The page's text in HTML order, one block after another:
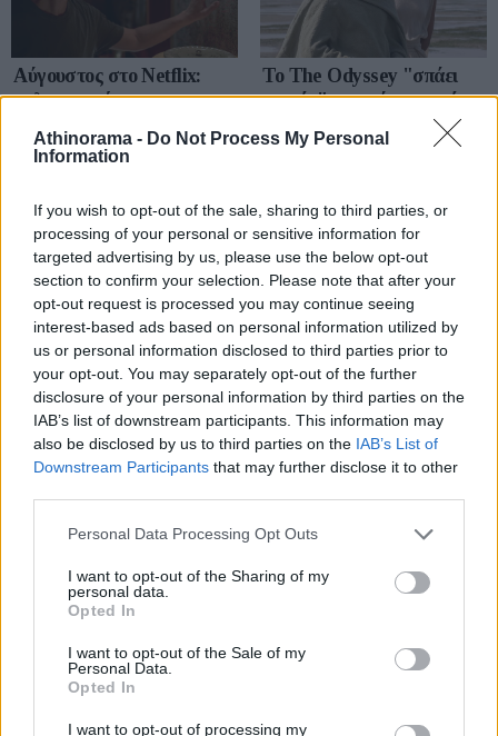
Athinorama - Do Not Process My Personal
Information
If you wish to opt-out of the sale, sharing to third parties, or
processing of your personal or sensitive information for
targeted advertising by us, please use the below opt-out
section to confirm your selection. Please note that after your
opt-out request is processed you may continue seeing
interest-based ads based on personal information utilized by
us or personal information disclosed to third parties prior to
your opt-out. You may separately opt-out of the further
disclosure of your personal information by third parties on the
IAB’s list of downstream participants. This information may
also be disclosed by us to third parties on the IAB’s List of
Downstream Participants that may further disclose it to other
Please note that this website/app uses one or more Google
not limited to your visit or usage behaviour. You may click to
grant or deny consent to Google and its third-party tags to
use your data for below specified purposes in below Google
consent section.
Personal Data Processing Opt Outs
I want to opt-out of the Sharing of my
personal data.
Opted In
I want to opt-out of the Sale of my
Personal Data.
Opted In
I want to opt-out of processing my
Αύγουστος στο Netflix:
καλοκαιρινές
To The Odyssey "σπάει
ταμεία" παντού, στο σπίτι...
Games του αρχικού Xbox
διαθέσιμα και για
Windows 11
Οικιακή δικτύωση Multi-
Gigabit: με εξοπλισμό TP-
Link απ' άκρη σ' άκρη
Νέο PlayStation VR στον
ορίζοντα, επίσημα